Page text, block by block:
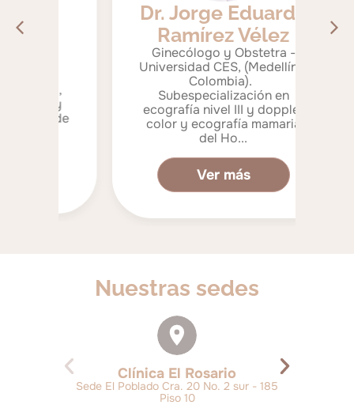
Dr. Jorge Eduardo
Ramírez Vélez
Ginecólogo y Obstetra -
Universidad CES, (Medellín –
Colombia).
Subespecialización en
ecografía nivel III y doppler
color y ecografía mamaria
del Ho...
Ver más
Nuestras sedes
Clínica El Rosario
Sede El Poblado Cra. 20 No. 2 sur - 185
Piso 10